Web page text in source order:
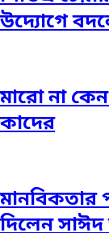
উদ্যোগে
মারো না
কাদের
মানবিকতার
দিলেন